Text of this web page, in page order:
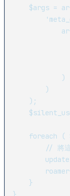
$args =
            )
        )
    );
foreach (
// 將
    }